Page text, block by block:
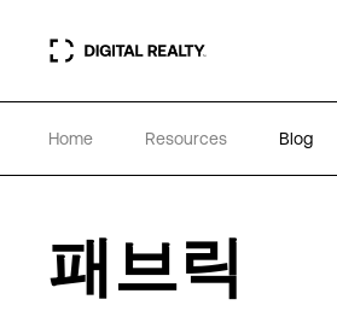
데이터 센터
파트너
Home Resources Blog
패브릭